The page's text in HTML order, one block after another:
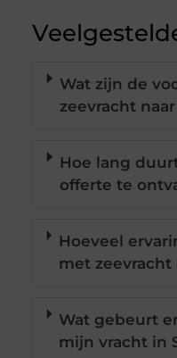
Wat zijn de
zeevracht
Hoe lang
offerte te
Hoeveel
met zeevracht
Wat gebeurt
mijn vracht in